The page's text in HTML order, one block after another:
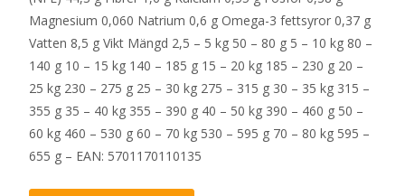
Magnesium 0,060 Natrium 0,6 g Omega-3 fettsyror 0,37 g
Vatten 8,5 g Vikt Mängd 2,5 – 5 kg 50 – 80 g 5 – 10 kg 80 –
140 g 10 – 15 kg 140 – 185 g 15 – 20 kg 185 – 230 g 20 –
25 kg 230 – 275 g 25 – 30 kg 275 – 315 g 30 – 35 kg 315 –
355 g 35 – 40 kg 355 – 390 g 40 – 50 kg 390 – 460 g 50 –
60 kg 460 – 530 g 60 – 70 kg 530 – 595 g 70 – 80 kg 595 –
655 g – EAN: 5701170110135